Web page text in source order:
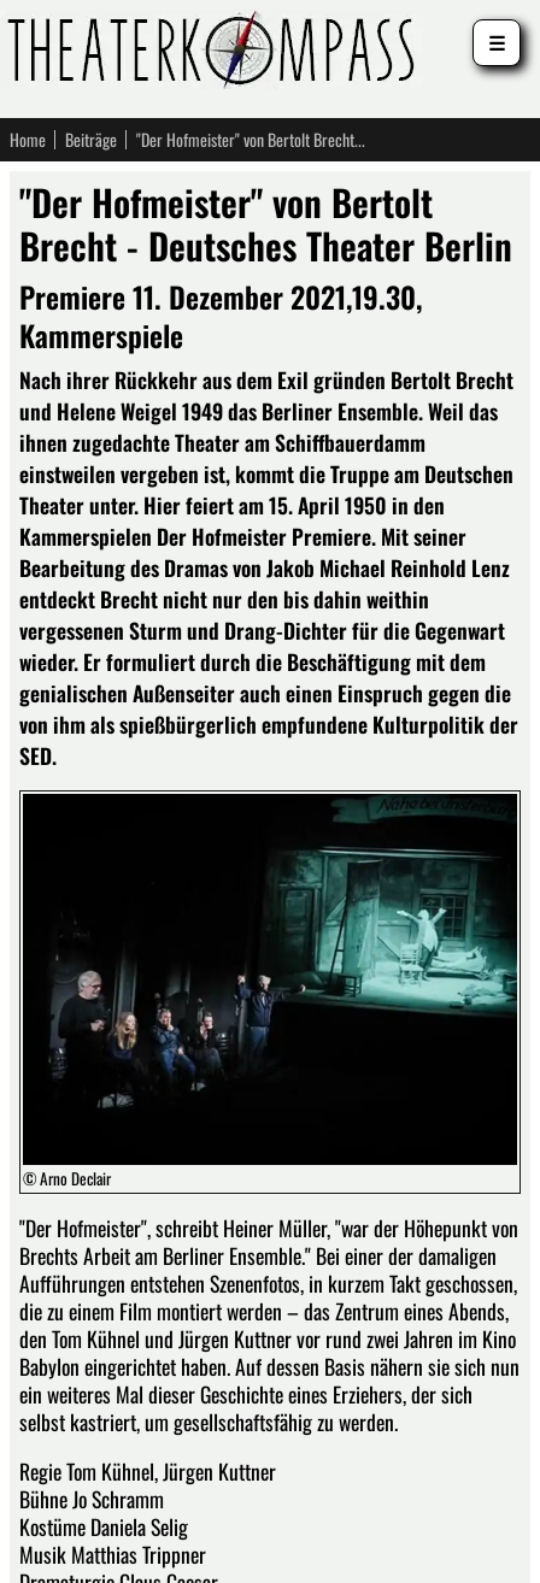
Home Beiträge "Der Hofmeister" von Bertolt Brecht - Deutsches Theater Berlin
"Der Hofmeister" von Bertolt
Brecht - Deutsches Theater Berlin
Premiere 11. Dezember 2021,19.30,
Kammerspiele
Nach ihrer Rückkehr aus dem Exil gründen Bertolt Brecht
und Helene Weigel 1949 das Berliner Ensemble. Weil das
ihnen zugedachte Theater am Schiffbauerdamm
einstweilen vergeben ist, kommt die Truppe am Deutschen
Theater unter. Hier feiert am 15. April 1950 in den
Kammerspielen Der Hofmeister Premiere. Mit seiner
Bearbeitung des Dramas von Jakob Michael Reinhold Lenz
entdeckt Brecht nicht nur den bis dahin weithin
vergessenen Sturm und Drang-Dichter für die Gegenwart
wieder. Er formuliert durch die Beschäftigung mit dem
genialischen Außenseiter auch einen Einspruch gegen die
von ihm als spießbürgerlich empfundene Kulturpolitik der
SED.
© Arno Declair
"Der Hofmeister", schreibt Heiner Müller, "war der Höhepunkt von
Brechts Arbeit am Berliner Ensemble." Bei einer der damaligen
Aufführungen entstehen Szenenfotos, in kurzem Takt geschossen,
die zu einem Film montiert werden – das Zentrum eines Abends,
den Tom Kühnel und Jürgen Kuttner vor rund zwei Jahren im Kino
Babylon eingerichtet haben. Auf dessen Basis nähern sie sich nun
ein weiteres Mal dieser Geschichte eines Erziehers, der sich
selbst kastriert, um gesellschaftsfähig zu werden.
Regie Tom Kühnel, Jürgen Kuttner
Bühne Jo Schramm
Kostüme Daniela Selig
Musik Matthias Trippner
☰